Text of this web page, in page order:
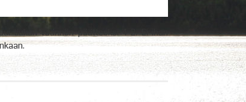
tiukan väännön päätteeksi 4-2. Ei ihan